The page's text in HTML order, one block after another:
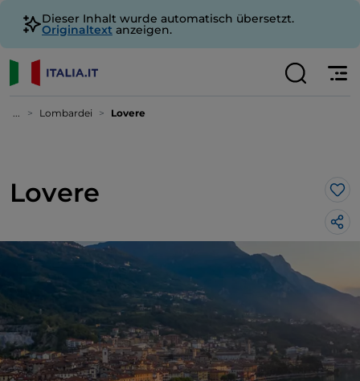
Dieser Inhalt wurde automatisch übersetzt.
Originaltext anzeigen.
... Lombardei Lovere
Lovere